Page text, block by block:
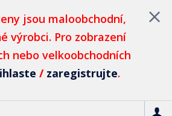
jsou maloobchodní,
výrobci. Pro zobrazení
nebo velkoobchodních
/ zaregistrujte.